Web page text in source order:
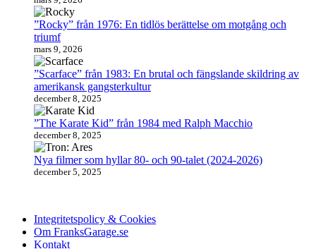
”Rocky” från 1976: En tidlös berättelse om motgång och
triumf
mars 9, 2026
”Scarface” från 1983: En brutal och fängslande skildring av
amerikansk gangsterkultur
december 8, 2025
”The Karate Kid” från 1984 med Ralph Macchio
december 8, 2025
Nya filmer som hyllar 80- och 90-talet (2024-2026)
december 5, 2025
Integritetspolicy & Cookies
Om FranksGarage.se
Kontakt